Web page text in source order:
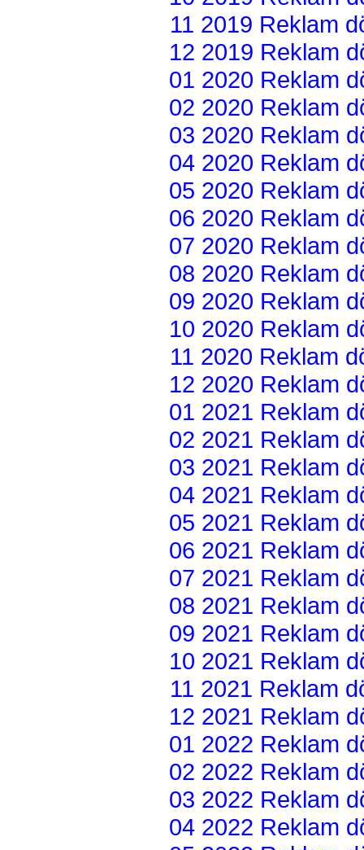
11 2019 Reklam
12 2019 Reklam
01 2020 Reklam
02 2020 Reklam
03 2020 Reklam
04 2020 Reklam
05 2020 Reklam
06 2020 Reklam
07 2020 Reklam
08 2020 Reklam
09 2020 Reklam
10 2020 Reklam
11 2020 Reklam
12 2020 Reklam
01 2021 Reklam
02 2021 Reklam
03 2021 Reklam
04 2021 Reklam
05 2021 Reklam
06 2021 Reklam
07 2021 Reklam
08 2021 Reklam
09 2021 Reklam
10 2021 Reklam
11 2021 Reklam
12 2021 Reklam
01 2022 Reklam
02 2022 Reklam
03 2022 Reklam
04 2022 Reklam